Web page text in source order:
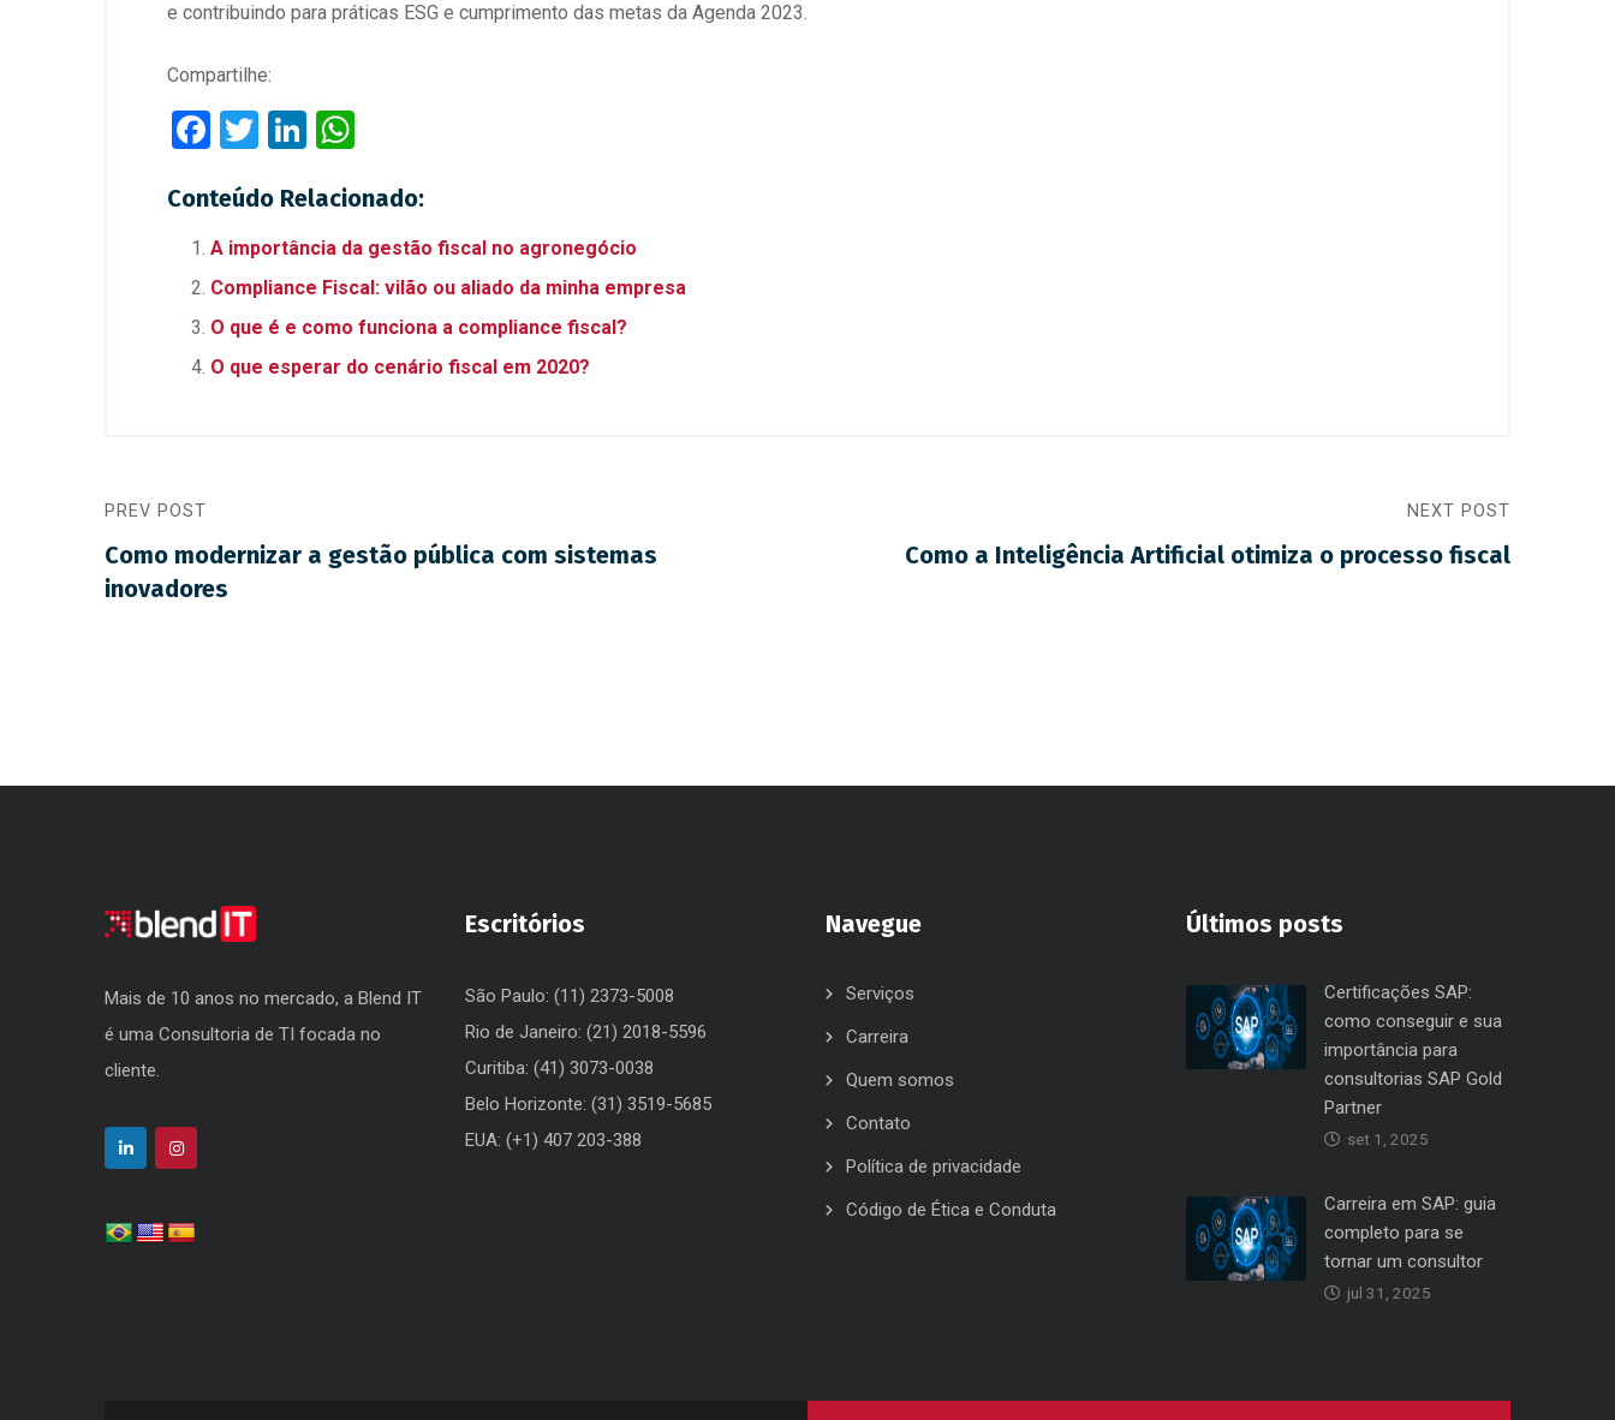
e contribuindo para práticas ESG e cumprimento das metas da Agenda 2023.
Compartilhe:
F
ce
b
o
o
k
T
tt
er
Li
ke
dI
n
at
s
A
p
p
Conteúdo Relacionado:
A importância da gestão fiscal no agronegócio
Compliance Fiscal: vilão ou aliado da minha empresa
O que é e como funciona a compliance fiscal?
O que esperar do cenário fiscal em 2020?
PREV POST
Como modernizar a gestão pública com sistemas
inovadores
NEXT POST
Como a Inteligência Artificial otimiza o processo fiscal
Mais de 10 anos no mercado, a Blend IT
é uma Consultoria de TI focada no
cliente.
Escritórios
São Paulo: (11) 2373-5008
Rio de Janeiro: (21) 2018-5596
Curitiba: (41) 3073-0038
Belo Horizonte: (31) 3519-5685
EUA: (+1) 407 203-388
Navegue
Serviços
Carreira
Quem somos
Contato
Política de privacidade
Código de Ética e Conduta
Últimos posts
Certificações SAP:
como conseguir e sua
importância para
consultorias SAP Gold
Partner
set 1, 2025
Carreira em SAP: guia
completo para se
tornar um consultor
jul 31, 2025